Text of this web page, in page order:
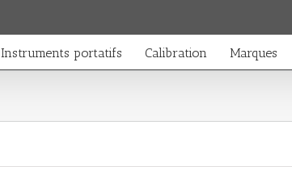
Instruments portatifs Calibration Marques